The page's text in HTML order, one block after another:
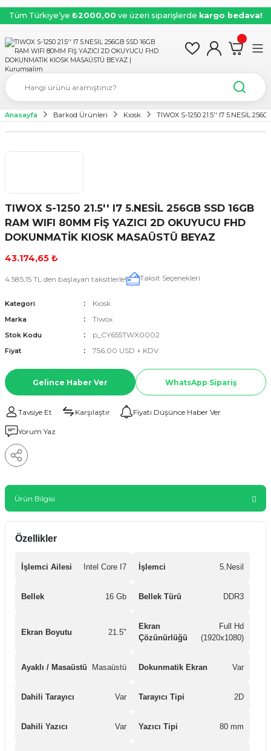
Tüm Türkiye’ye ₺2000,00 ve üzeri siparişlerde kargo bedava!
Anasayfa Barkod Ürünleri Kıosk TIWOX S-1250 21.5'' I7 5.NESİL
TIWOX S-1250 21.5'' I7 5.NESİL 256GB SSD 16GB
RAM WIFI 80MM FİŞ YAZICI 2D OKUYUCU FHD
DOKUNMATİK KIOSK MASAÜSTÜ BEYAZ
43.174,65 ₺
4.585,15 TL den başlayan taksitlerle! Taksit Seçenekleri
Kategori Kıosk
Marka Tiwox
Stok Kodu p_CY655TWX0002
Fiyat 756,00 USD + KDV
Gelince Haber Ver WhatsApp Sipariş
Tavsiye Et Karşılaştır Fiyatı Düşünce Haber Ver
Yorum Yaz
Ürün Bilgisi
Özellikler
İşlemci Ailesi Intel Core I7 İşlemci 5.Nesil
Bellek 16 Gb Bellek Türü DDR3
Ekran Boyutu 21.5"
Ekran
Çözünürlüğü
Full Hd
(1920x1080)
Ayaklı / Masaüstü Masaüstü Dokunmatik Ekran Var
Dahili Tarayıcı Var Tarayıcı Tipi 2D
Dahili Yazıcı Var Yazıcı Tipi 80 mm